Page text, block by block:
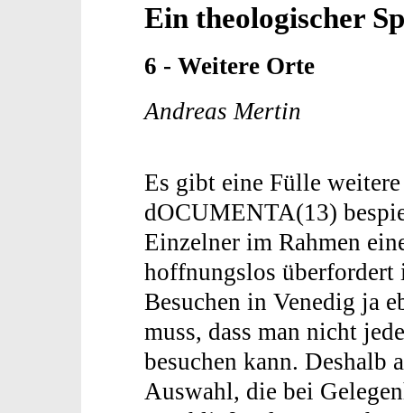
Ein theologischer
6 - Weitere Orte
Andreas Mertin
Es gibt eine Fülle
dOCUMENTA(13)
Einzelner im Rahmen
hoffnungslos überfordert
Besuchen in Venedig ja
muss, dass man nicht
besuchen kann. Deshalb
Auswahl, die bei